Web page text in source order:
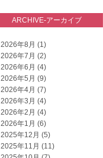
ARCHIVE-アーカイブ
2026年8月 (1)
2026年7月 (2)
2026年6月 (4)
2026年5月 (9)
2026年4月 (7)
2026年3月 (4)
2026年2月 (4)
2026年1月 (6)
2025年12月 (5)
2025年11月 (11)